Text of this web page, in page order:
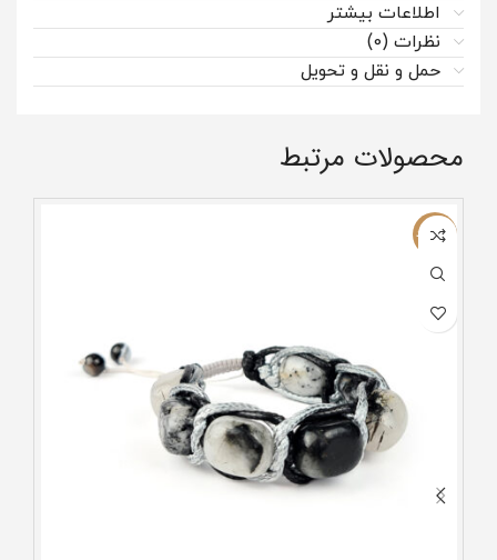
اطلاعات بیشتر
نظرات (0)
حمل و نقل و تحویل
محصولات مرتبط
ناموجود